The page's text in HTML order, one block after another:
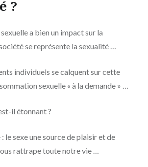
?
a bien un impact sur la
se représente la sexualité …
individuels se calquent sur cette
sexuelle « à la demande » …
il étonnant ?
le sexe une source de plaisir et de
rattrape toute notre vie …